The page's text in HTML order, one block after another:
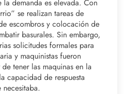
demanda es elevada. Con
se realizan tareas de
escombros y colocación de
basurales. Sin embargo,
solicitudes formales para
y maquinistas fueron
tener las maquinas en la
capacidad de respuesta
necesitaba.